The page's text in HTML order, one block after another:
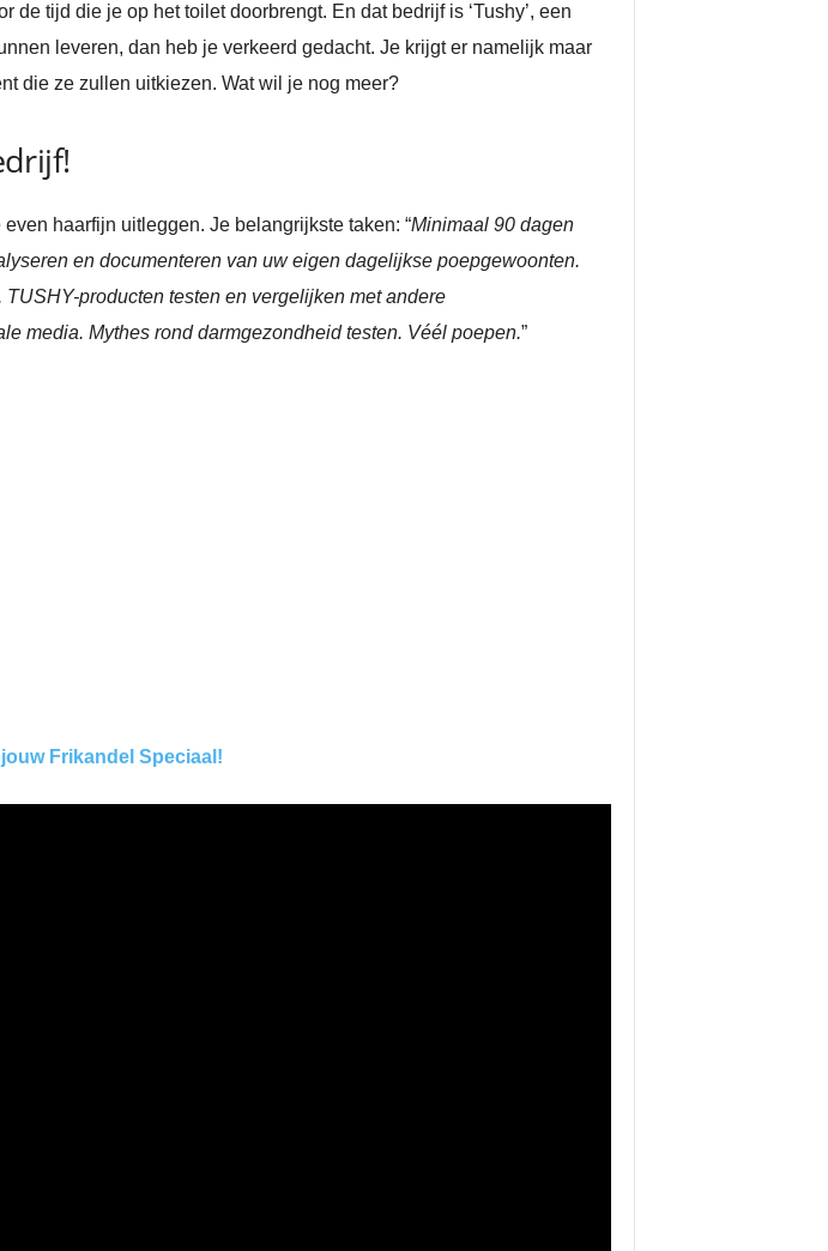
tijd die je op het toilet doorbrengt. En dat bedrijf is ‘Tushy’, een
leveren, dan heb je verkeerd gedacht. Je krijgt er namelijk maar
die ze zullen uitkiezen. Wat wil je nog meer?
haarfijn uitleggen. Je belangrijkste taken: “Minimaal 90 dagen
en documenteren van uw eigen dagelijkse poepgewoonten.
producten testen en vergelijken met andere
media. Mythes rond darmgezondheid testen. Véél poepen.”
jouw Frikandel Speciaal!